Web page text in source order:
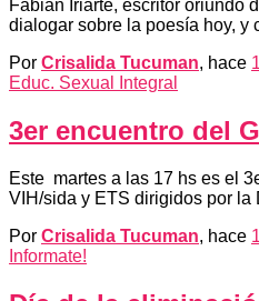
Fabián Iriarte, escritor oriundo
dialogar sobre la poesía hoy, y
Por Crisalida Tucuman, hace
Educ. Sexual Integral
3er encuentro del
Este martes a las 17 hs es el
VIH/sida y ETS dirigidos por la
Por Crisalida Tucuman, hace
Informate!